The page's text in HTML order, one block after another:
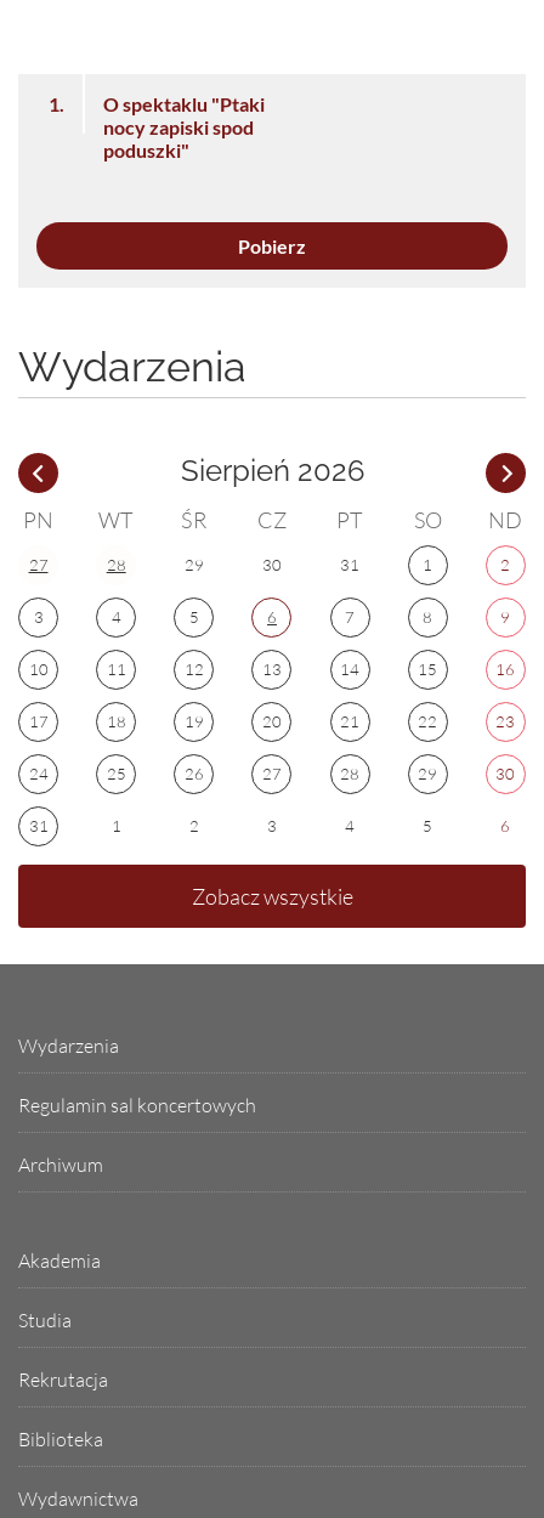
1.
O spektaklu "Ptaki
nocy zapiski spod
poduszki"
Pobierz
Wydarzenia
Sierpień 2026
PN WT ŚR CZ PT SO ND
27 28 29 30 31 1 2
3 4 5 6 7 8 9
10 11 12 13 14 15 16
17 18 19 20 21 22 23
24 25 26 27 28 29 30
31 1 2 3 4 5 6
Zobacz wszystkie
Wydarzenia
Regulamin sal koncertowych
Archiwum
Akademia
Studia
Rekrutacja
Biblioteka
Wydawnictwa